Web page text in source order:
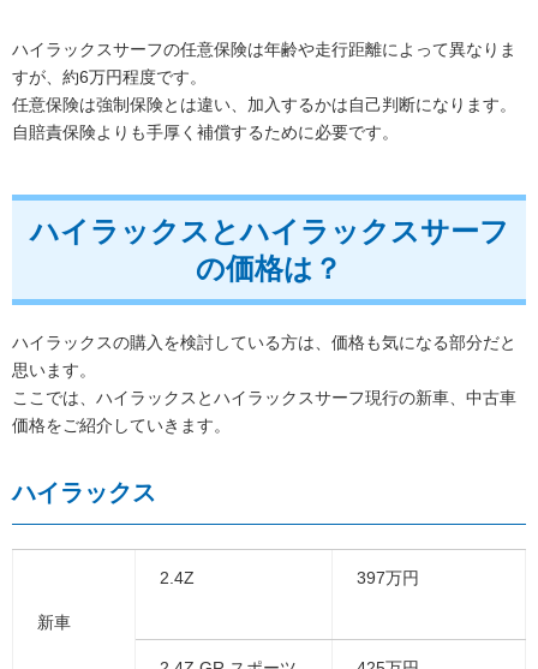
ハイラックスサーフの任意保険は年齢や走行距離によって異なりま
すが、約6万円程度です。
任意保険は強制保険とは違い、加入するかは自己判断になります。
自賠責保険よりも手厚く補償するために必要です。
ハイラックスとハイラックスサーフ
の価格は？
ハイラックスの購入を検討している方は、価格も気になる部分だと
思います。
ここでは、ハイラックスとハイラックスサーフ現行の新車、中古車
価格をご紹介していきます。
ハイラックス
新車
2.4Z 397万円